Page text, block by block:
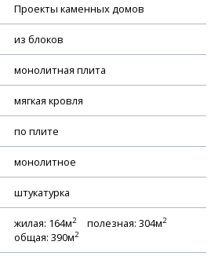
Проекты каменных домов
из блоков
монолитная плита
мягкая кровля
по плите
монолитное
штукатурка
жилая: 164м2 полезная: 304м2
общая: 390м2
по выбору материала в нашем
(КР)
чертежей основного комплекта КР
спецификация материалов
этажей, спецификация элементов
стен
лаг чердака (если есть)